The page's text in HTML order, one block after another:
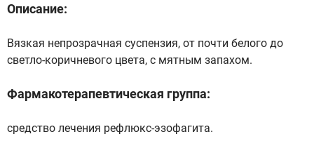
Описание:
Вязкая непрозрачная суспензия, от почти белого до
cветло-коричневого цвета, с мятным запахом.
Фармакотерапевтическая группа:
средство лечения рефлюкс-эзофагита.